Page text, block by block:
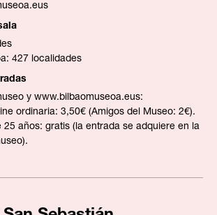
427 localidades
y www.bilbaomuseoa.eus:
ordinaria: 3,50€ (Amigos del Museo: 2€).
25 años: gratis (la entrada se adquiere en la